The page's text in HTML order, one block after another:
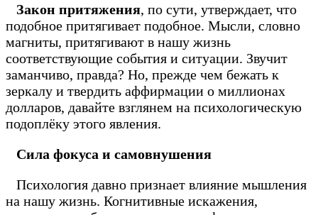
Закон притяжения, по сути, утверждает, что
подобное притягивает подобное. Мысли, словно
магниты, притягивают в нашу жизнь
соответствующие события и ситуации. Звучит
заманчиво, правда? Но, прежде чем бежать к
зеркалу и твердить аффирмации о миллионах
долларов, давайте взглянем на психологическую
подоплёку этого явления.
Сила фокуса и самовнушения
Психология давно признает влияние мышления
на нашу жизнь. Когнитивные искажения,